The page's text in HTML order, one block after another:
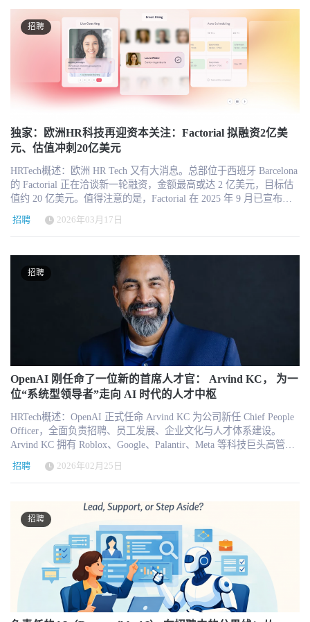
成效果不够好，而是功能没有进入日常工作流程。 真正能够形成增
长的产品，首先需要占据一项稳定发生的任务。例如，每次创建职
位时自动生成和检查职位描述，每次安排面试时自动协调时间，每
次完成面试后自动形成摘要，每次员工提出问题时自动从内部政策
中寻找答案。 只有当AI与真实工作事件绑定，产品才可能获得持续
位描述生成、招聘广告优化、人才搜寻、候选人匹配、面试指南和
作流。 用户不需要在不同工具之间重复复制信息，系统也能够使用
前一个环节的数据支持后一个环节。 最后，产品必须建立结果反
馈。AI推荐的候选人是否进入面试，生成的职位描述是否提高申请
转化，学习推荐是否带来课程完成和技能改善，这些结果都应该反
向进入产品。 没有反馈闭环的AI是一次性输出工具，有反馈闭环的
AI才能持续改善，并形成真正的产品差异化。 对于正在建设AI产
加入HR科技云图产品与机构目录，让企业采购者能够在具体场景和
产品类别中发现相关解决方案。HR科技云图的核心价值不是简单收
录企业名称，而是将产品能力、市场分类、品牌信息和企业采购需
求连接起来。 用户增长不是注册人数，而是从尝试走向工作习惯
HR AI的用户增长不能只看注册量、访问量或生成次数。企业用户是
否真正采用一项产品，取决于产品能否完成从首次体验到稳定使用
有价值的HR任务。例如，成功生成并发布一个职位，完成一次候选
人筛选，回答一个员工政策问题，或者制作一套能够直接使用的培
答、绩效评估和培训推荐都有明确的周期性。当产品能够在这些时
间点主动出现，并自动带入岗位、候选人、员工或组织上下文，用
户就不需要每次重新输入提示词，使用AI也会逐渐成为工作流程的
可能只有一名招聘人员使用职位描述生成；随后，招聘团队开始共
享模板，业务经理参与审批，HR负责人查看效率和质量数据；最
终，产品扩展到更多岗位、部门和业务单元。 因此，对HR AI产品
更有意义的增长指标应该包括：完成了多少真实工作流，用户是否
持续重复使用，人工修改比例是否下降，流程周期是否缩短，是否
品功能走向可传播的客户成果 HR AI供应商还需要解决一个经常被
忽视的问题：产品已经上线，但市场并不知道它真正解决了什么问
题。 仅仅宣传“接入大模型”“推出AI Agent”或“升级智能助手”，很难
帮助企业买家理解产品价值。更有效的内容结构应该包括明确的业
务场景、原有流程、AI介入方式、人员分工、实施周期和量化结
果。 例如，与其只说产品推出了面试智能助手，不如说明它是否减
少了面试记录时间、提高了面试反馈提交率，或者缩短了从面试到
决策的周期。 与其只说系统能够生成培训内容，不如说明课程制作
时间下降了多少、学习参与率是否提高，以及业务部门是否更快获
能力增强，而可能是低质量工作的放大器。这也是未来 AI 人效管理
最重要的分水岭：企业不能只看使用频率，而要看使用结果；不能
只看成本消耗，而要看产出质量；不能只看个人行为，而要看任务
链路和业务结果。 企业需要建立 AI ROI 治理，而不是简单做 AI 使
控回答的是“谁用了多少”，治理回答的是“为什么用、用得是否值
得、如何优化、是否公平”。如果企业只做监控，很容易把 AI 管理
变成新的员工压力源；如果企业做治理，AI 账单就可以成为优化组
use case ROI，先衡量具体场景是否产生价值，而不是一开始就评价
个人。比如招聘 JD 优化、客服工单摘要、薪酬分析、代码辅助、员
工政策问答等场景，都应该先建立 baseline，比较使用 AI 前后的时
间、质量、成本、错误率和满意度变化。第二层是 team ROI，判断
哪些团队真正把 AI 嵌入了工作流，哪些团队只是表面使用。第三层
才是 individual enablement，也就是识别哪些员工是高质量使用者，
哪些员工需要培训，哪些使用行为存在浪费或风险。 这套逻辑很重
要更好的工具、培训、流程和管理支持”。企业真正应该关心的是组
织整体效率是否提升，而不是简单把每个员工的 token 消耗拉出来排
效数据逐渐连接，一个新的风险也会出现：Token 歧视。所谓 Token
歧视，并不是说企业不能管理 AI 成本，而是指企业可能基于 token
使用量、AI 支出水平或模型访问权限，对员工形成简单化、标签化
效。管理者看到某个员工花费高，就直接认为这个人浪费资源，却
没有分析其任务复杂度、岗位性质、业务贡献和产出质量。另一种
情况是，低 token 使用员工被默认视为落后。员工可能因为不常使用
AI，被贴上“不够 AI native”的标签，但实际上他的工作可能更依赖
判断、沟通、经验和风险控制。还有一种情况是，企业只给高绩
效、高职级或核心部门开放高级模型，普通员工只能使用基础工
具，久而久之，AI 权限本身会变成一种新的组织资源差距。 这类风
险并不遥远。未来企业很可能会根据员工角色、绩效等级、部门预
算和历史使用表现，分配不同的 AI 权限。高绩效工程师可以使用更
强模型，普通支持岗位需要审批；核心业务部门可以调用更多
低模型权限。从商业角度看，这种资源分配可能有合理性，但如果
缺乏透明规则和申诉机制，就可能放大组织内部的不平等。 HR 必
须参与 AI 预算、权限和公平规则设计 AI 时代，HR 不能只做 AI 工
具的使用者，也不能只做培训和推广部门。HR 必须进入 AI 治理的
核心层，参与预算、权限、绩效解释、员工保护和组织公平规则的
制定。因为 AI 账单表面上是 IT 和 Finance 的问题，但深层是组织
能力和人才管理问题。 HR 需要和 Finance 一起看 AI 成本，判断不
同团队、不同岗位、不同任务的 AI 投入产出是否合理；需要和 IT
以提高用户留存率 大多数组织将招聘视为一个独立的事件：寻找、
评估、选拔，然后结束。 但招聘决策的真正衡量标准在于候选人接
受职位后的表现。 人工智能能够将招聘智能延伸至入职和早期绩效
管理，确保被录用的候选人能够尽可能长久地留任并出色地完成工
作。企业可以利用人工智能分析过往招聘数据，为新员工设定更切
合实际的期望。在入职后的前30、60或90天内，优异的绩效表现究
竟是什么样子的？成功的员工通常在初期会遇到哪些困难？哪些信
号能够预示长期的成功？ 与千篇一律的入职计划不同，新员工可以
导。 这将招聘从一次性的决策转变为一个持续的过程，组织不仅在
选拔人才，更在积极提高人才成功的概率。因为当人才成功时，组
智能要在招聘领域产生实质性影响，企业必须为员工提供相应支
持。这意味着要进行培训并培养真正的能力，而不仅仅是确保流程
合规。学习与发展部门必须引导企业完成这一技能再培训过程。 当
企业投资于提升招聘经理运用人工智能的能力时，其影响会随着时
间的推移而不断放大。经理们能做出更明智、更一致的决策，减少
括：减少误聘、缩短员工达到生产力所需的时间，以及降低事后对
学习与发展部门补救措施的需求。 招聘决策折射出组织的决策水
平，因为没有什么比人才更重要的决策了。人工智能有潜力提升这
一标准，但前提是它被用来挑战那些根深蒂固的假设。当组织做好
招聘工作时，其影响远不止于单个岗位。更优的招聘决策将塑造更
强大的团队、更强大的组织，并最终造就更强大的劳动力队伍。
极具影响力的人力数字化标杆会议。作为行业风向标，论坛每年首
发趋势洞察、创新产品、标杆实践与前沿技术，持续驱动人力资源
行业升级革新；常年巡回北京、上海、深圳三大核心城市，辐射华
北、华东、华南全域，全网精准覆盖50 万 + 专业 HR 人群，是交流
学习、资源对接、行业赋能的核心优质平台。​ 六大核心亮点 直击
HR 核心需求 ✅ AI 全面赋能 HR深度拆解人工智能在智能招聘、人
才盘点、员工培养、人力决策等全场景落地应用，解锁 AI 降本增
新革命聚焦新生代员工管理，分享智能化办公、个性化福利、人文
化管理等创新方案，全方位提升员工幸福感、归属感与企业忠诚
度。 ✅ 前沿招聘科技革新解读大数据人岗精准匹配、VR 线上面
试、AI 智能甄选等新兴技术，重塑招聘流程，解决企业招人难、识
人难、留人难痛点。 ✅ 企业数字化实战拆解集结各行业标杆案例，
实景拆解人力流程自动化、数据化决策、智能人才体系搭建、跨部
业出海大趋势，分享全球化人才搭建策略，平衡国际标准与本地化
政策差异，实现跨国人才高效管控与最优配置。 ✅ 前沿产品零距离
体验汇集全国顶尖 HR 科技服务商，一站式体验最新数字化工具、
管理系统与创新解决方案，为企业采购选型、升级优化提供优质参
考。 除此之外，更多行业热点、实战干货、跨界思维碰撞，静待现
间：9月17日 周四 9:00-17:00地点：深圳 益田威斯汀酒店适合参会人
群：企业HR领导者，负责人、HRSSC\HRIT相关同仁、HR各模块负
责人等HR免费报名：http://hrnext.cn/Gxy3C 企业HR同仁可获得免
费门票​📩 参会对接：科科 💬 微信：hrtechina 📧 邮箱：
hi@hrtechchina.com ​ 赞助参展：欢迎预定奈斯 获取详细合作方案微
信：HRTechnice邮件：nice@hrtechchina.com​重磅环节 含金量拉满 中
国 HR 科技势力榜重磅发布 汇聚国内外优质 HR 科技品牌、标杆企
案。 20 + 行业大咖干货分享 20 + 热门前沿议题同步开讲，聚焦趋势
研判、技术革新、落地实践，全方位拓宽 HR 行业视野。 生成式 AI
专题专场 聚焦 AI 变革浪潮，特邀行业专家拆解生成式 AI 在人力资
源领域的落地应用，解锁未来职场新玩法。 双权威行业大奖盛典 现
场颁发「2026 人力资源科技创新大奖」「2026 员工体验大奖」，表
什么所有 HR 都不能错过？ ✔ 直击行业前沿，一手掌握 2026 人力
科技最新趋势 ✔ 对标名企实践，复制标杆数字化转型落地经验 ✔ 学
习大咖方法论，提升专业能力，强化职场核心竞争力✔ 沉浸式体验
全新人力科技产品，精准匹配企业升级需求 ✔ 链接 300 + 同行人
脉，搭建优质 HR 专属交流圈层 ✔ 限量领取《2026 最新 HR 科技云
图》，收藏行业权威参考 ✔ 专属采购对接场景，高效筛选优质服务
商，降本增效 满满干货、优质人脉、权威榜单、实战案例、专属福
利，尽在现场！​ 9 月 17 日，深圳与300多位 HR 同行并肩，以科技
破局，以创新赋能共同推动中国人力资源科技高质量发展！ ​ 诚邀
招聘
独家：欧洲HR科技再迎资本关注：Factorial 拟融资2亿美
元、估值冲刺20亿美元
HRTech概述：欧洲 HR Tech 又有大消息。总部位于西班牙 Barcelona
的 Factorial 正在洽谈新一轮融资，金额最高或达 2 亿美元，目标估
值约 20 亿美元。值得注意的是，Factorial 在 2025 年 9 月已宣布
美元支持，使其总投资规模达到 2 亿美元。对 HR SaaS 行业来说，
这说明资本依然看好“平台型、一体化、可规模化增长”的玩家。更多
信息关注HRTech 欧洲HR科技赛道正在迎来新一轮资本关注。总部位
于西班牙巴塞罗那的HR软件公司 Factorial 正在与投资机构进行初步
洽谈，计划融资最高 2亿美元，目标估值约 20亿美元。如果交易最
终达成，这家成立于2016年的公司将在其 2022年10亿美元独角兽估
值基础上实现翻倍增长，成为西班牙科技生态中最具价值的创业公
司之一。 对于近年来持续升温的HR科技市场而言，这一融资计划不
仅反映了投资者对企业软件平台的长期信心，也再次凸显出欧洲HR
SaaS公司正在逐步获得全球资本市场的认可。 Factorial：从HR工具
到一体化企业管理平台 Factorial成立于2016年，总部位于西班牙巴塞
罗那，由 Jordi Romero 和 Bernat Farrero 创立。公司最初以面向中小
企业的人力资源管理软件起家，核心功能包括 员工考勤、薪酬管
规模增长和客户需求变化，Factorial逐渐从单一HR工具扩展为更广
义的 企业运营管理平台（Business Management Platform）。目前其
产品体系覆盖： 员工生命周期管理招聘与人才管理薪酬与福利管理
时间与考勤管理员工费用与审批流程基础财务与运营管理 这种
亿美元。在SaaS行业中，ARR突破1亿美元通常被视为企业软件公司
进入规模化阶段的重要里程碑，意味着其产品已经获得稳定客户群
和可持续的订阅收入模式。 General Catalyst的支持与非稀释融资
Factorial此前已经获得多轮资本支持。2025年，公司获得来自
General Catalyst 的 1.2亿美元非稀释性融资（non-dilutive funding），
用于加速销售和市场扩张。非稀释融资意味着公司在获得资金支持
的同时，不需要向投资方额外让渡股权，这对于SaaS公司而言具有
重要战略意义。 这一融资安排不仅为Factorial提供了更大的市场扩张
空间，也帮助其在下一轮股权融资时维持更高估值。 如果本次 2亿
招聘 2026年03月17日
招聘
OpenAI 刚任命了一位新的首席人才官： Arvind KC， 为一
位“系统型领导者”走向 AI 时代的人才中枢
HRTech概述：OpenAI 正式任命 Arvind KC 为公司新任 Chief People
Officer，全面负责招聘、员工发展、企业文化与人才体系建设。
Arvind KC 拥有 Roblox、Google、Palantir、Meta 等科技巨头高管背
时代打造高效协作与可持续增长的人才架构。 2026 年 2 月 24 日，
OpenAI 正式宣布任命 Arvind KC 为 Chief People Officer（首席人才
官）。在生成式人工智能持续重塑全球工作形态的背景下，这一任
命不仅是一次高管更替，更是 OpenAI 在组织能力与人才系统层面的
战略强化。从 HRTech 的视角来看，这一动作背后所指向的，是 AI
公司正在进入“组织深水区”。 从工程系统到人才系统：一条清晰的
能力演进路径 Arvind KC 的履历极具代表性。他并非传统意义上的
人力资源出身，而是一位长期在技术与企业系统领域深耕的管理
者。 2023 年 7 月起，他在 Roblox 担任 Chief People and Systems
Officer，负责人才体系与企业系统的整合建设。在这一职位上，他
已开始承担“People + Systems”双轨整合的角色，将技术架构思维引
招聘 2026年02月25日
招聘